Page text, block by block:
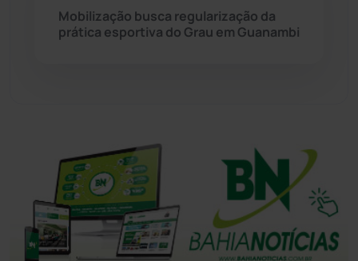
Mobilização busca regularização da
prática esportiva do Grau em Guanambi